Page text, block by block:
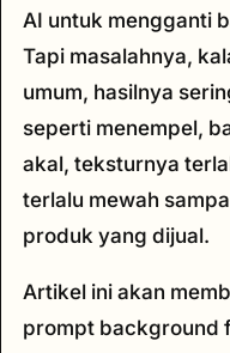
AI untuk mengganti
Tapi masalahnya,
umum, hasilnya
seperti menempel,
akal, teksturnya
terlalu mewah
produk yang dijual.
Artikel ini akan
prompt background